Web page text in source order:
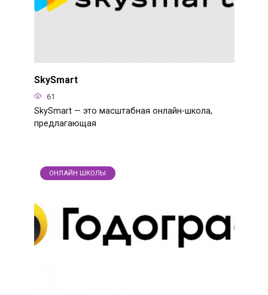
SkySmart
61
SkySmart — это масштабная онлайн-школа,
предлагающая
ОНЛАЙН ШКОЛЫ